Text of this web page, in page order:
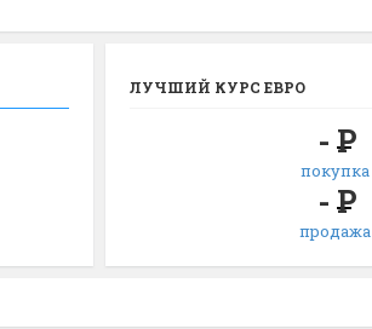
ЛУЧШИЙ КУРС ЕВРО
- Р
покупка
- Р
продажа